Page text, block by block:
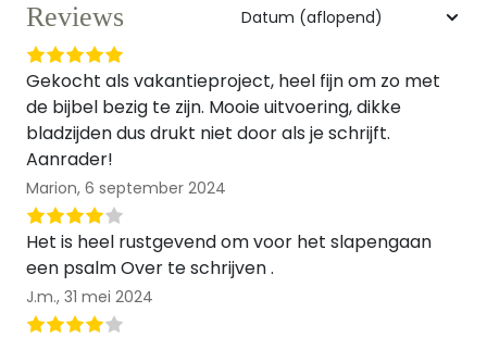
Reviews
Gekocht als vakantieproject, heel fijn om zo met
de bijbel bezig te zijn. Mooie uitvoering, dikke
bladzijden dus drukt niet door als je schrijft.
Aanrader!
Marion, 6 september 2024
Het is heel rustgevend om voor het slapengaan
een psalm Over te schrijven .
J.m., 31 mei 2024